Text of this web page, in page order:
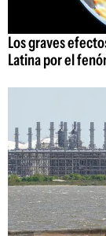
Los graves
Latina por el